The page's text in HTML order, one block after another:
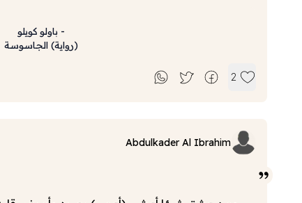
- باولو كويلو
(رواية) الجاسوسة
2
Abdulkader Al Ibrahim